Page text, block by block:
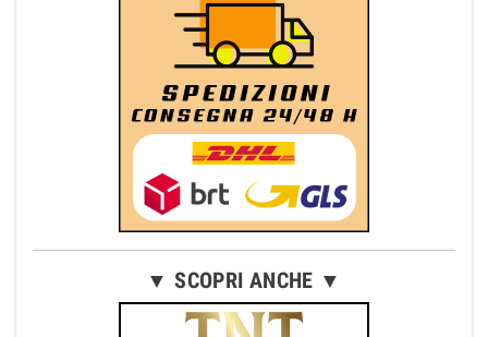
▼ SCOPRI ANCHE ▼